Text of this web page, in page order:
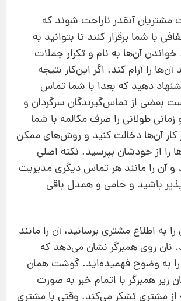
آنقدر ناراحت شوند که
با شما برقرار کنند تا بتوانید به
آن‌ها به نام و تکرار جملات
را آرام کند. اگر این‌کار نتیجه
دهید که بعدا با شما تماس
بعضی از تماس‌گیرندگان سرگردان و
طولانی را صرف مکالمه با شما
کار آن‌ها دخالت کنید و روش‌های ممکن
را از خودشان بپرسید. نکته اصلی
آن‌ را مانند هر تماس دیگری مدیریت
باشید و حامی و همدل باقی
به اطلاع مشتری برسانید، آن را مانند
نان روی همبرگر نشان می‌دهد که
به‌ وضوح فهمیده‌اید. گوشت همان
زیر همبرگر با اتمام خبر به‌ صورت
از مشتری تشکر می‌کند. وقتی با مشتری